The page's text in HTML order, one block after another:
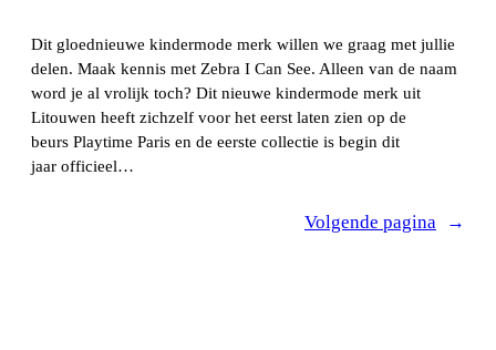
Dit gloednieuwe kindermode merk willen we graag met jullie
delen. Maak kennis met Zebra I Can See. Alleen van de naam
word je al vrolijk toch? Dit nieuwe kindermode merk uit
Litouwen heeft zichzelf voor het eerst laten zien op de
beurs Playtime Paris en de eerste collectie is begin dit
jaar officieel…
Volgende pagina →